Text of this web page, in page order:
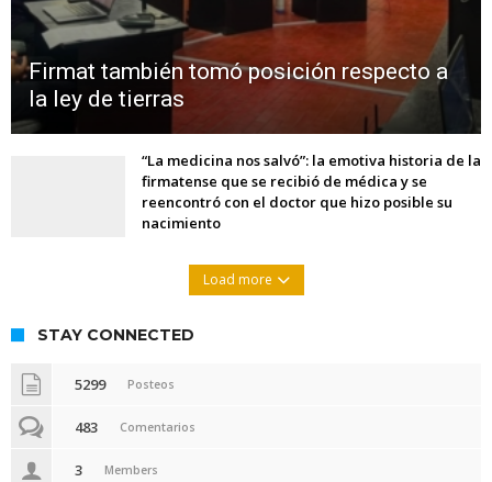
Firmat también tomó posición respecto a
la ley de tierras
“La medicina nos salvó”: la emotiva historia de la
firmatense que se recibió de médica y se
reencontró con el doctor que hizo posible su
nacimiento
Load more
STAY CONNECTED
5299 Posteos
483 Comentarios
3 Members